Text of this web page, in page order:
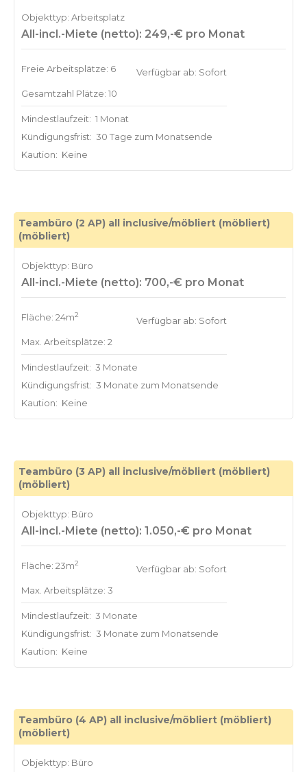
Objekttyp: Arbeitsplatz
All-incl.-Miete (netto): 249,-€ pro Monat
Freie Arbeitsplätze: 6
Gesamtzahl Plätze: 10
Verfügbar ab: Sofort
Mindestlaufzeit: 1 Monat
Kündigungsfrist: 30 Tage zum Monatsende
Kaution: Keine
Teambüro (2 AP) all inclusive/möbliert (möbliert)
(möbliert)
Objekttyp: Büro
All-incl.-Miete (netto): 700,-€ pro Monat
Fläche: 24m2
Max. Arbeitsplätze: 2
Verfügbar ab: Sofort
Mindestlaufzeit: 3 Monate
Kündigungsfrist: 3 Monate zum Monatsende
Kaution: Keine
Teambüro (3 AP) all inclusive/möbliert (möbliert)
(möbliert)
Objekttyp: Büro
All-incl.-Miete (netto): 1.050,-€ pro Monat
Fläche: 23m2
Max. Arbeitsplätze: 3
Verfügbar ab: Sofort
Mindestlaufzeit: 3 Monate
Kündigungsfrist: 3 Monate zum Monatsende
Kaution: Keine
Teambüro (4 AP) all inclusive/möbliert (möbliert)
(möbliert)
Objekttyp: Büro